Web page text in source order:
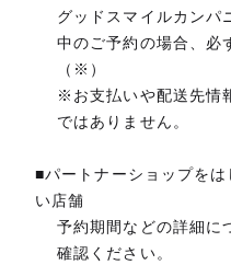
グッドスマイルカンパ
中のご予約の場合、必
（※）
※お支払いや配送先情
ではありません。
■パートナーショップを
い店舗
予約期間などの詳細に
確認ください。